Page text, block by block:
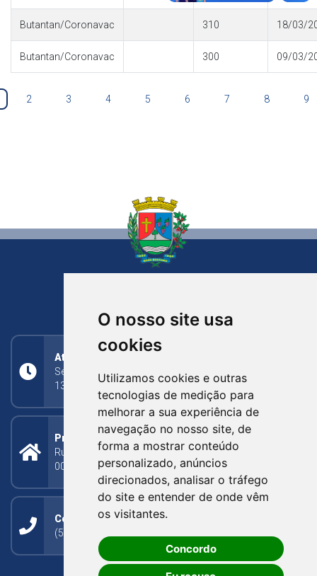
O nosso site usa
cookies
Utilizamos cookies e outras
tecnologias de medição para
melhorar a sua experiência de
navegação no nosso site, de
forma a mostrar conteúdo
personalizado, anúncios
direcionados, analisar o tráfego
do site e entender de onde vêm
os visitantes.
Concordo
Butantan/Coronavac 310 18/03/
Butantan/Coronavac 300 09/03/
2 3 4 5 6 7 8 9
Atendimento
Segunda a Sexta: 8h às 11h30min (manhã);
13h30min às 17h (tarde)
Prefeitura Municipal
Rua Silva Jardim, 505 - Bairro Centro - CEP: 95340-
000
Contato
(54) 3273-1649 ou (54) 3273-1150